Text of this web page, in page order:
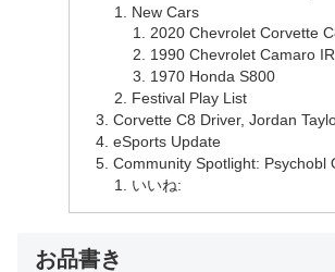
New Cars
2020 Chevrolet Corvette
1990 Chevrolet Camaro
1970 Honda S800
Festival Play List
Corvette C8 Driver, Jordan
eSports Update
Community Spotlight: Psychobl
いいね:
お品書き